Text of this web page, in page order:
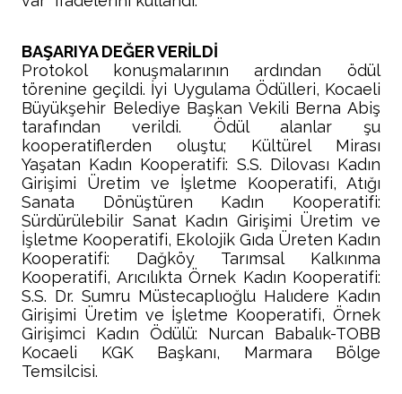
BAŞARIYA DEĞER VERİLDİ
Protokol konuşmalarının ardından ödül
törenine geçildi. İyi Uygulama Ödülleri, Kocaeli
Büyükşehir Belediye Başkan Vekili Berna Abiş
tarafından verildi. Ödül alanlar şu
kooperatiflerden oluştu; Kültürel Mirası
Yaşatan Kadın Kooperatifi: S.S. Dilovası Kadın
Girişimi Üretim ve İşletme Kooperatifi, Atığı
Sanata Dönüştüren Kadın Kooperatifi:
Sürdürülebilir Sanat Kadın Girişimi Üretim ve
İşletme Kooperatifi, Ekolojik Gıda Üreten Kadın
Kooperatifi: Dağköy Tarımsal Kalkınma
Kooperatifi, Arıcılıkta Örnek Kadın Kooperatifi:
S.S. Dr. Sumru Müstecaplıoğlu Halıdere Kadın
Girişimi Üretim ve İşletme Kooperatifi, Örnek
Girişimci Kadın Ödülü: Nurcan Babalık-TOBB
Kocaeli KGK Başkanı, Marmara Bölge
Temsilcisi.